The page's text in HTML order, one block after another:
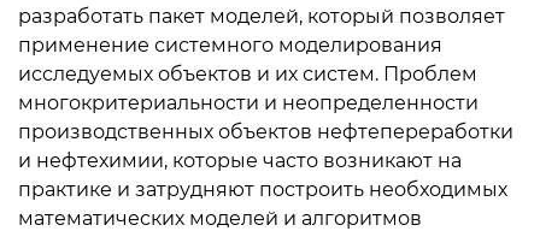
разработать пакет моделей, который позволяет
применение системного моделирования
исследуемых объектов и их систем. Проблем
многокритериальности и неопределенности
производственных объектов нефтепереработки
и нефтехимии, которые часто возникают на
практике и затрудняют построить необходимых
математических моделей и алгоритмов